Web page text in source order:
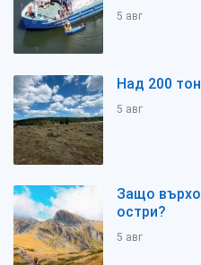
5 авг
Над 200
5 авг
Защо
остри?
5 авг